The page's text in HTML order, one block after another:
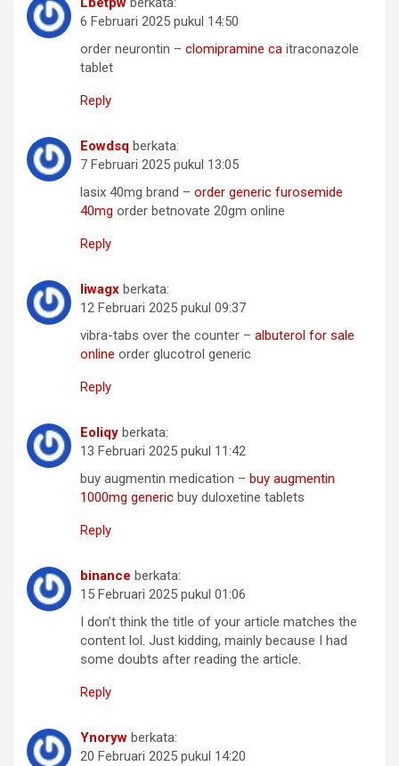
6 Februari 2025 pukul 14:50
order neurontin – clomipramine ca itraconazole
tablet
Reply
Eowdsq berkata:
7 Februari 2025 pukul 13:05
lasix 40mg brand – order generic furosemide
40mg order betnovate 20gm online
Reply
Iiwagx berkata:
12 Februari 2025 pukul 09:37
vibra-tabs over the counter – albuterol for sale
online order glucotrol generic
Reply
Eoliqy berkata:
13 Februari 2025 pukul 11:42
buy augmentin medication – buy augmentin
1000mg generic buy duloxetine tablets
Reply
binance berkata:
15 Februari 2025 pukul 01:06
I don’t think the title of your article matches the
content lol. Just kidding, mainly because I had
some doubts after reading the article.
Reply
Ynoryw berkata:
20 Februari 2025 pukul 14:20